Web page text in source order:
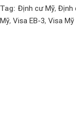
Tag: Định cư Mỹ, Định
Mỹ, Visa EB-3, Visa Mỹ